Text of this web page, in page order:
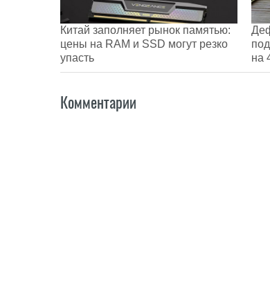
Китай заполняет рынок памятью:
цены на RAM и SSD могут резко
упасть
на
Комментарии